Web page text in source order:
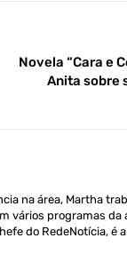
Novela “Cara e
Anita sobre
na área, Martha
vários programas da
do RedeNotícia, é